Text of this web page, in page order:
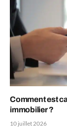
Comment est
immobilier ?
10 juillet 2026